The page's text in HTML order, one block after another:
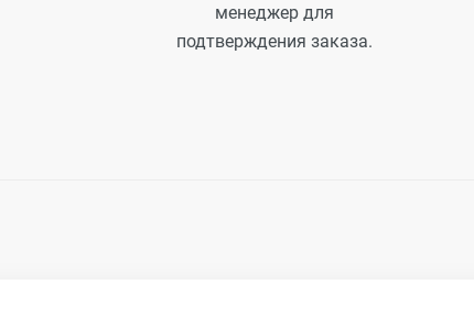
менеджер для
подтверждения заказа.